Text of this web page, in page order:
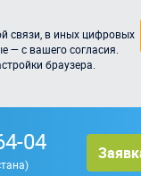
связи, в иных цифровых
— с вашего согласия.
браузера.
04